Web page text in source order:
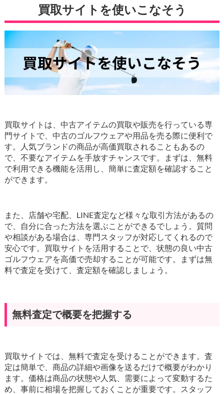
買取サイトを使いこなそう
買取サイトは、中古アイテムの買取や販売を行っている専
門サイトで、中古のゴルフウェアや用品を売る際に便利で
す。人気ブランドの商品が高価買取されることもあるの
で、不要なアイテムを手放すチャンスです。まずは、無料
で利用できる機能を活用し、簡単に査定額を確認すること
ができます。
また、店舗や宅配、LINE査定など様々な取引方法があるの
で、自分に合った方法を選ぶことができるでしょう。質問
や相談がある場合は、専門スタッフが対応してくれるので
安心です。買取サイトを活用することで、状態の良い中古
ゴルフウェアを高価で売却することが可能です。まずは無
料で査定を受けて、査定額を確認しましょう。
無料査定で概要を把握する
買取サイトでは、無料で査定を受けることができます。査
定は簡単で、商品の詳細や画像を送るだけで概要がわかり
ます。価格は商品の状態や人気、需要によって変動するた
め、事前に相場を把握しておくことが重要です。スタッフ